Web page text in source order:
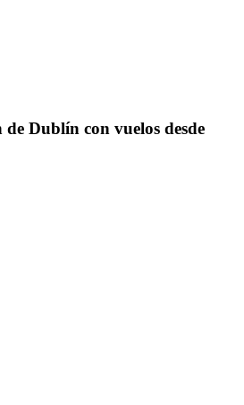
Dublín con vuelos desde